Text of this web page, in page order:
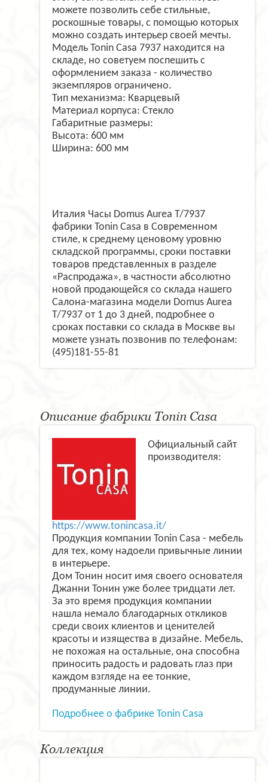
можете позволить себе стильные,
роскошные товары, с помощью которых
можно создать интерьер своей мечты.
Модель Tonin Casa 7937 находится на
складе, но советуем поспешить с
оформлением заказа - количество
экземпляров ограничено.
Тип механизма: Кварцевый
Материал корпуса: Стекло
Габаритные размеры:
Высота: 600 мм
Ширина: 600 мм
Италия Часы Domus Aurea T/7937
фабрики Tonin Casa в Современном
стиле, к среднему ценовому уровню
складской программы, сроки поставки
товаров представленных в разделе
«Распродажа», в частности абсолютно
новой продающейся со склада нашего
Салона-магазина модели Domus Aurea
T/7937 от 1 до 3 дней, подробнее о
сроках поставки со склада в Москве вы
можете узнать позвонив по телефонам:
(495)181-55-81
Описание фабрики Tonin Casa
Официальный сайт
производителя:
https://www.tonincasa.it/
Продукция компании Tonin Casa - мебель
для тех, кому надоели привычные линии
в интерьере.
Дом Тонин носит имя своего основателя
Джанни Тонин уже более тридцати лет.
За это время продукция компании
нашла немало благодарных откликов
среди своих клиентов и ценителей
красоты и изящества в дизайне. Мебель,
не похожая на остальные, она способна
приносить радость и радовать глаз при
каждом взгляде на ее тонкие,
продуманные линии.
Подробнее о фабрике Tonin Casa
Коллекция